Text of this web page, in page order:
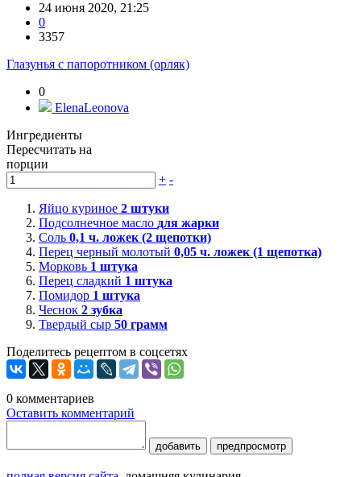
24 июня 2020, 21:25
0
3357
Глазунья с папоротником (орляк)
0
ElenaLeonova
Ингредиенты
Пересчитать на
порции
+ -
Яйцо куриное 2 штуки
Подсолнечное масло для жарки
Соль 0,1 ч. ложек (2 щепотки)
Перец черный молотый 0,05 ч. ложек (1 щепотка)
Морковь 1 штука
Перец сладкий 1 штука
Помидор 1 штука
Чеснок 2 зубка
Твердый сыр 50 грамм
Поделитесь рецептом в соцсетях
0 комментариев
Оставить комментарий
добавить предпросмотр